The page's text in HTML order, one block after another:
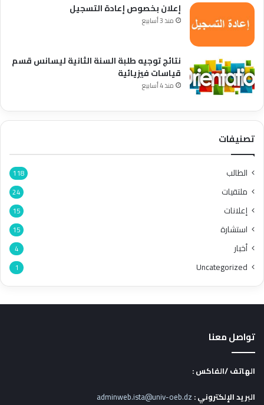
إعلان بخصوص إعادة التسجيل
منذ 3 أسابيع
نتائج توجيه طلبة السنة الثانية ليسانس قسم
قياسات فيزيائية
منذ 4 أسابيع
تصنيفات
الطالب 118
ملتقيات 24
إعلانات 15
استشارة 15
أخبار 4
Uncategorized
1
تواصل معنا
الهاتف /الفاكس :
البريد الإلكتروني : adminweb.ista@univ-oeb.dz